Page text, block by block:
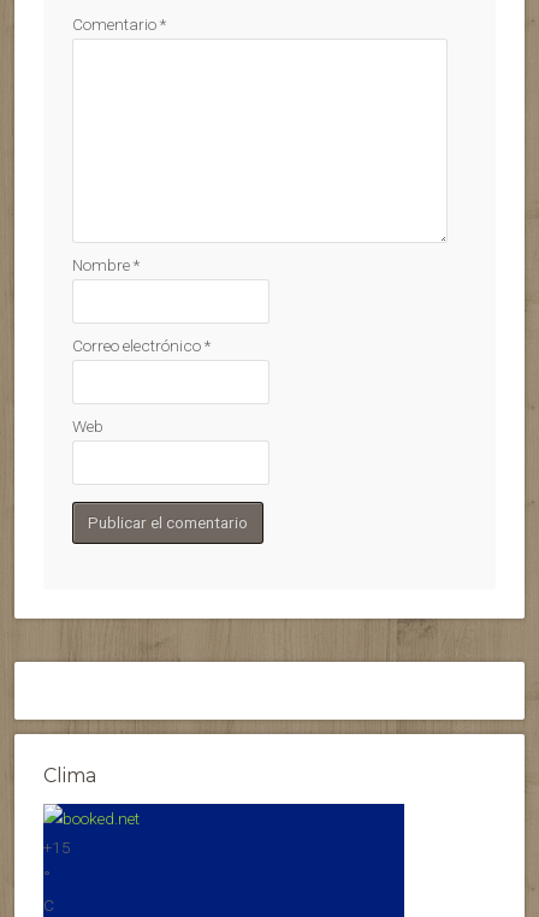
Comentario*
Nombre*
Correo electrónico*
Web
Clima
+15
°
C